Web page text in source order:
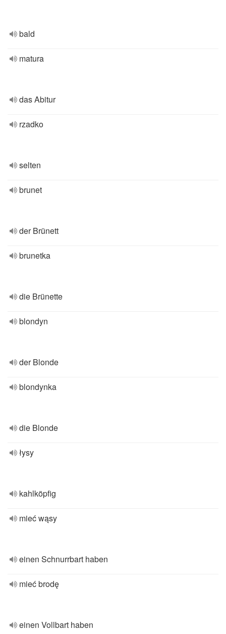
bald
matura
das Abitur
rzadko
selten
brunet
der Brünett
brunetka
die Brünette
blondyn
der Blonde
blondynka
die Blonde
łysy
kahlköpfig
mieć wąsy
einen Schnurrbart haben
mieć brodę
einen Vollbart haben